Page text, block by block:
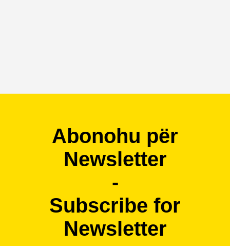
Abonohu për
Newsletter
-
Subscribe for
Newsletter